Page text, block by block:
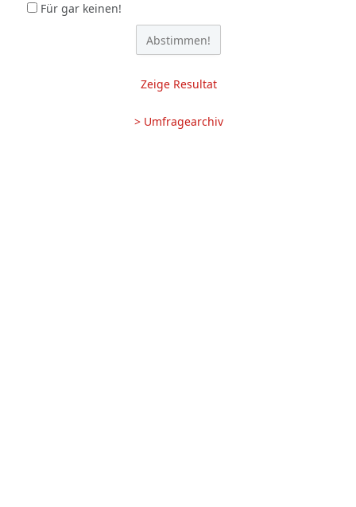
Für gar keinen!
Zeige Resultat
> Umfragearchiv